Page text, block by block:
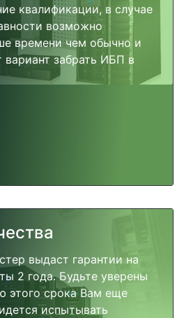
квалификации, в случае
возможно
времени чем обычно и
забрать ИБП в
выдаст гарантии на
2 года. Будьте уверены
этого срока Вам еще
испытывать